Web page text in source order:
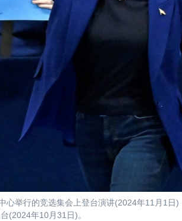
举行的竞选集会上登台演讲(2024年11月1日)
(2024年10月31日)。